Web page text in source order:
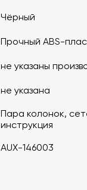
Чёрный
Прочный ABS-
не указаны
не указана
Пара колонок,
инструкция
AUX-146003